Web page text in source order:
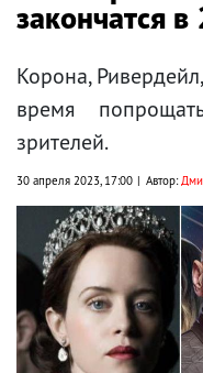
закончатся
Корона,
время
зрителей.
30 апреля 2023, 17:00 Автор: